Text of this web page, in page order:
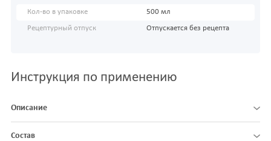
Кол-во в упаковке 500 мл
Рецептурный отпуск Отпускается без рецепта
Инструкция по применению
Описание
Состав